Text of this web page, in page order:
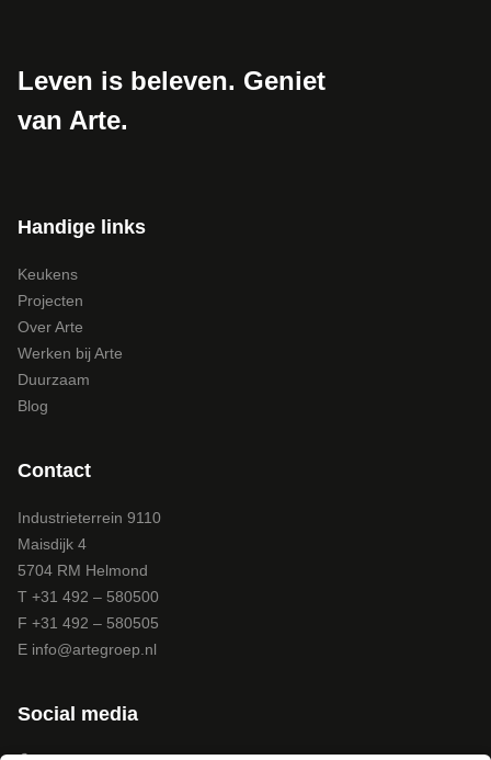
Leven is beleven. Geniet
van Arte.
Handige links
Keukens
Projecten
Over Arte
Werken bij Arte
Duurzaam
Blog
Contact
Industrieterrein 9110
Maisdijk 4
5704 RM Helmond
T +31 492 – 580500
F +31 492 – 580505
E info@artegroep.nl
Social media